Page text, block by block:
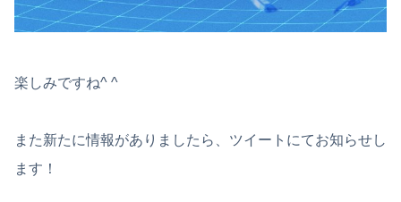
楽しみですね^ ^
また新たに情報がありましたら、ツイートにてお知らせし
ます！